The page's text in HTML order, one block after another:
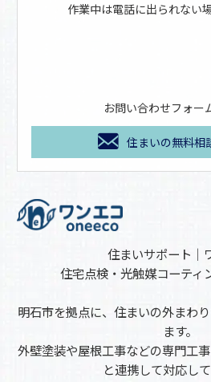
作業中は電話に出られない
お問い合わせフォー
住まいの無料相
住まいサポート｜
住宅点検・光触媒コーティ
明石市を拠点に、住まいの外まわ
ます。
外壁塗装や屋根工事などの専門工
と連携して対応して